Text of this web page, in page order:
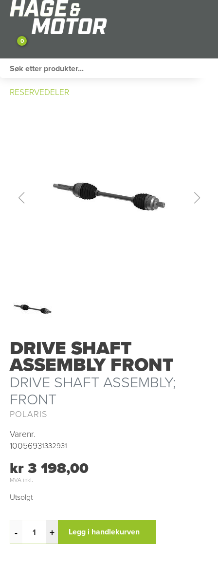
0
SNØSCOOTER
RESERVEDELER
DRIVE SHAFT
ASSEMBLY FRONT
DRIVE SHAFT ASSEMBLY;
FRONT
POLARIS
Varenr.
10056931332931
kr 3 198,00
MVA inkl.
Utsolgt
- + Legg i handlekurven